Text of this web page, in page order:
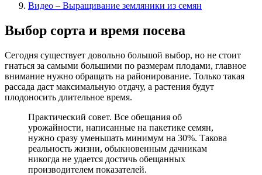
Видео – Выращивание земляники из семян
Выбор сорта и время посева
Сегодня существует довольно большой выбор, но не стоит
гнаться за самыми большими по размерам плодами, главное
внимание нужно обращать на районирование. Только такая
рассада даст максимальную отдачу, а растения будут
плодоносить длительное время.
Практический совет. Все обещания об
урожайности, написанные на пакетике семян,
нужно сразу уменьшать минимум на 30%. Такова
реальность жизни, обыкновенным дачникам
никогда не удается достичь обещанных
производителем показателей.